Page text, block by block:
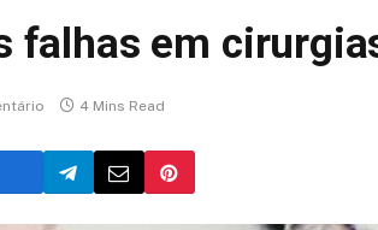
falhas em
4 Mins Read